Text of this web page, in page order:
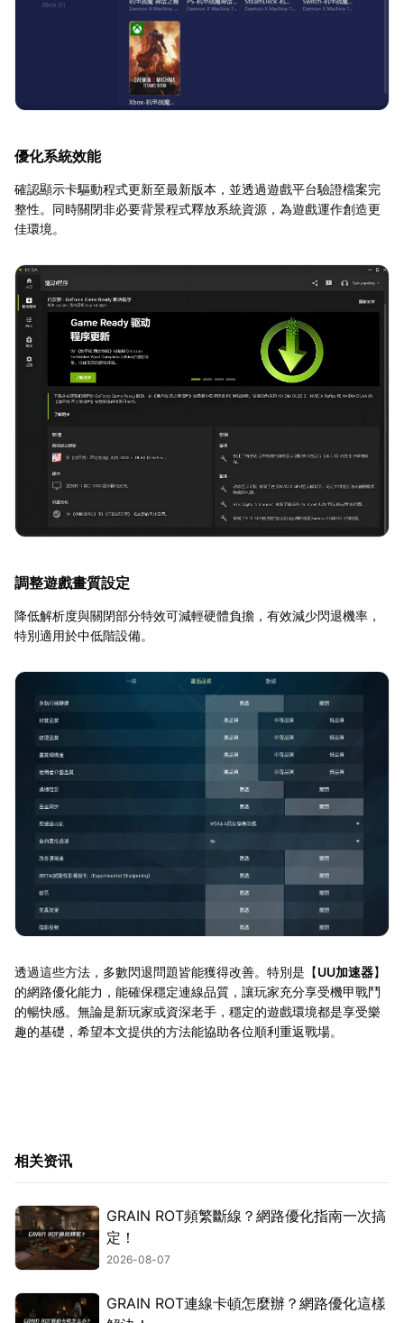
優化系統效能
確認顯示卡驅動程式更新至最新版本，並透過遊戲平台驗證檔案完
整性。同時關閉非必要背景程式釋放系統資源，為遊戲運作創造更
佳環境。
調整遊戲畫質設定
降低解析度與關閉部分特效可減輕硬體負擔，有效減少閃退機率，
特別適用於中低階設備。
透過這些方法，多數閃退問題皆能獲得改善。特別是【UU加速器】
的網路優化能力，能確保穩定連線品質，讓玩家充分享受機甲戰鬥
的暢快感。無論是新玩家或資深老手，穩定的遊戲環境都是享受樂
趣的基礎，希望本文提供的方法能協助各位順利重返戰場。
相关资讯
GRAIN ROT頻繁斷線？網路優化指南一次搞
定！
2026-08-07
GRAIN ROT連線卡頓怎麼辦？網路優化這樣